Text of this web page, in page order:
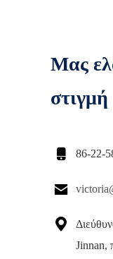
Μας
στιγμή
 86-22-


Jinnan,